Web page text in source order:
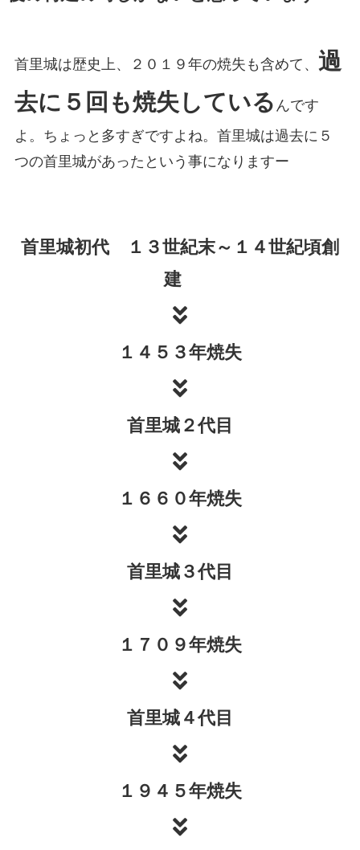
首里城は歴史上、２０１９年の焼失も含めて、 過
去に５回も焼失している んです
よ。ちょっと多すぎですよね。首里城は過去に５
つの首里城があったという事になりますー
首里城初代 １３世紀末～１４世紀頃創
建
１４５３年焼失
首里城２代目
１６６０年焼失
首里城３代目
１７０９年焼失
首里城４代目
１９４５年焼失